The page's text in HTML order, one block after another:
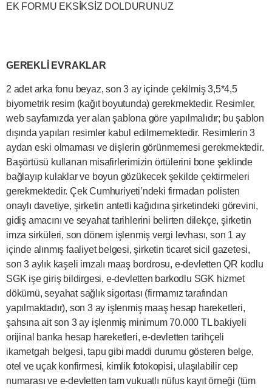
EK FORMU EKSİKSİZ DOLDURUNUZ
GEREKLİ EVRAKLAR
2 adet arka fonu beyaz, son 3 ay içinde çekilmiş 3,5*4,5
biyometrik resim (kağıt boyutunda) gerekmektedir. Resimler,
web sayfamızda yer alan şablona göre yapılmalıdır; bu şablon
dışında yapılan resimler kabul edilmemektedir. Resimlerin 3
aydan eski olmaması ve dişlerin görünmemesi gerekmektedir.
Başörtüsü kullanan misafirlerimizin örtülerini bone şeklinde
bağlayıp kulaklar ve boyun gözükecek şekilde çektirmeleri
gerekmektedir. Çek Cumhuriyeti’ndeki firmadan polisten
onaylı davetiye, şirketin antetli kağıdına şirketindeki görevini,
gidiş amacını ve seyahat tarihlerini belirten dilekçe, şirketin
imza sirküleri, son dönem işlenmiş vergi levhası, son 1 ay
içinde alınmış faaliyet belgesi, şirketin ticaret sicil gazetesi,
son 3 aylık kaşeli imzalı maaş bordrosu, e-devletten QR kodlu
SGK işe giriş bildirgesi, e-devletten barkodlu SGK hizmet
dökümü, seyahat sağlık sigortası (firmamız tarafından
yapılmaktadır), son 3 ay işlenmiş maaş hesap hareketleri,
şahsına ait son 3 ay işlenmiş minimum 70.000 TL bakiyeli
orijinal banka hesap hareketleri, e-devletten tarihçeli
ikametgah belgesi, tapu gibi maddi durumu gösteren belge,
otel ve uçak konfirmesi, kimlik fotokopisi, ulaşılabilir cep
numarası ve e-devletten tam vukuatlı nüfus kayıt örneği (tüm